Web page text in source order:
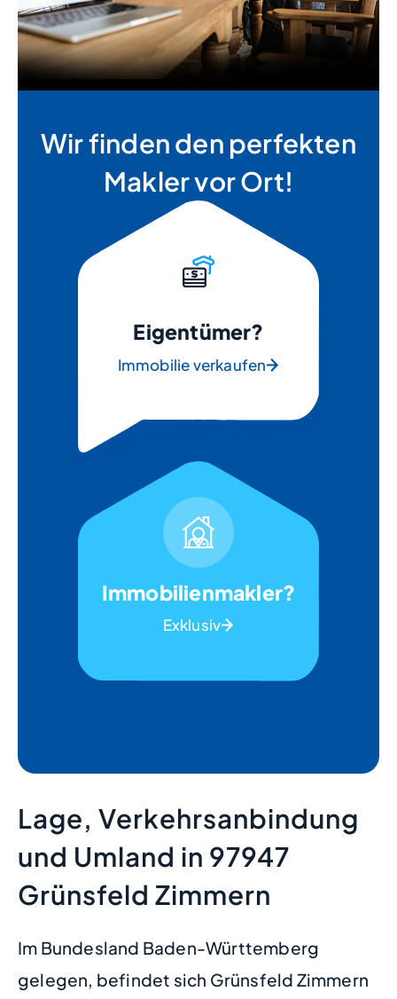
Wir finden den perfekten
Makler vor Ort!
Eigentümer?
Immobilie verkaufen
Immobilienmakler?
Exklusiv
Lage, Verkehrsanbindung
und Umland in 97947
Grünsfeld Zimmern
Im Bundesland Baden-Württemberg
gelegen, befindet sich Grünsfeld Zimmern